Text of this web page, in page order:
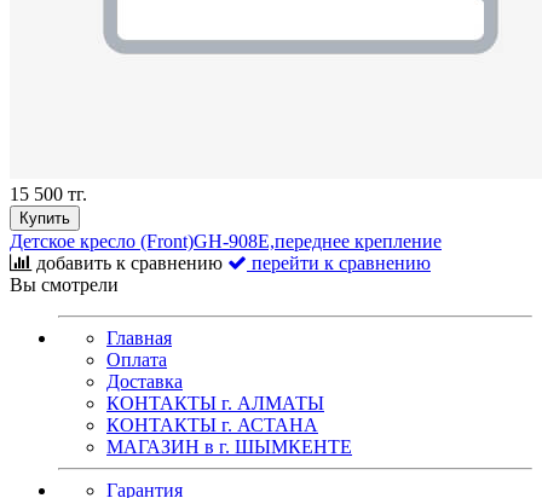
15 500 тг.
Купить
Детское кресло (Front)GH-908Е,переднее крепление
добавить к сравнению
перейти к сравнению
Вы смотрели
Главная
Оплата
Доставка
КОНТАКТЫ г. АЛМАТЫ
КОНТАКТЫ г. АСТАНА
МАГАЗИН в г. ШЫМКЕНТЕ
Гарантия